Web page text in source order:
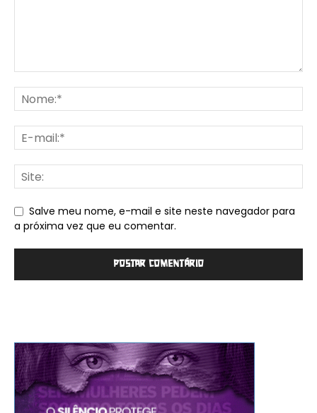
Salve meu nome, e-mail e site neste navegador para
a próxima vez que eu comentar.